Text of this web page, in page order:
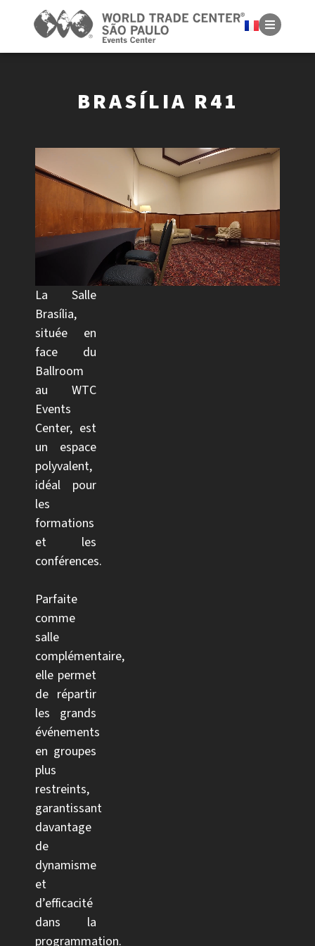
BRASÍLIA R41
La Salle
Brasília,
située en
face du
Ballroom
au WTC
Events
Center, est
un espace
polyvalent,
idéal pour
les
formations
et les
conférences.
Parfaite
comme
salle
complémentaire,
elle permet
de répartir
les grands
événements
en groupes
plus
restreints,
garantissant
davantage
de
dynamisme
et
d’efficacité
dans la
programmation.